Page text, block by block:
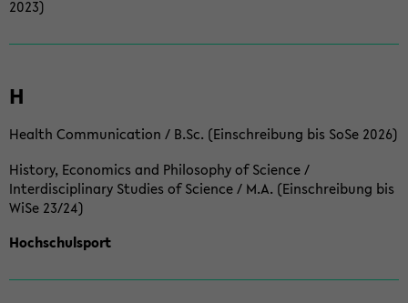
2023)
H
Health Communication / B.Sc. (Einschreibung bis SoSe 2026)
History, Economics and Philosophy of Science /
Interdisciplinary Studies of Science / M.A. (Einschreibung bis
WiSe 23/24)
Hochschulsport